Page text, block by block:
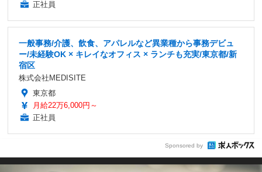
正社員
一般事務/介護、飲食、アパレルなど異業種から事務デビュ
ー/未経験OK × キレイなオフィス × ランチも充実/東京都/新
宿区
株式会社MEDISITE
東京都
月給22万6,000円～
正社員
Sponsored by